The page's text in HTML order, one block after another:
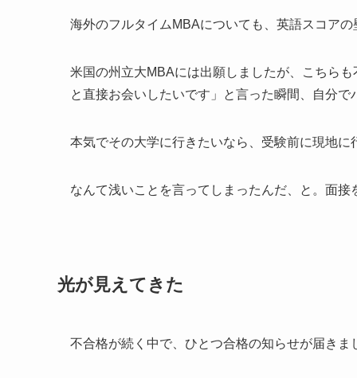
海外のフルタイムMBAについても、英語スコア
米国の州立大MBAには出願しましたが、こちら
と直接お会いしたいです」と言った瞬間、自分で
本気でその大学に行きたいなら、受験前に現地に
なんて浅いことを言ってしまったんだ、と。面
光が見えてきた
不合格が続く中で、ひとつ合格の知らせが届きま